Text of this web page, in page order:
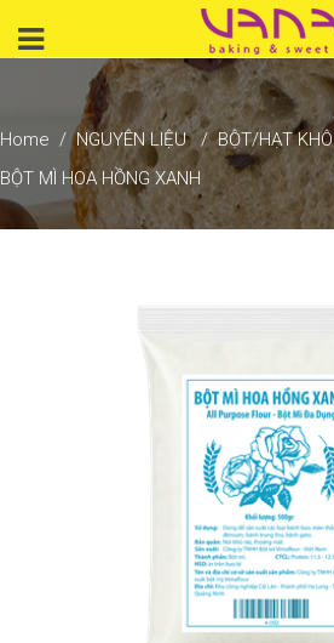
Home NGUYÊN LIỆU BỘT/HẠT KHÔ
BỘT MÌ HOA HỒNG XANH